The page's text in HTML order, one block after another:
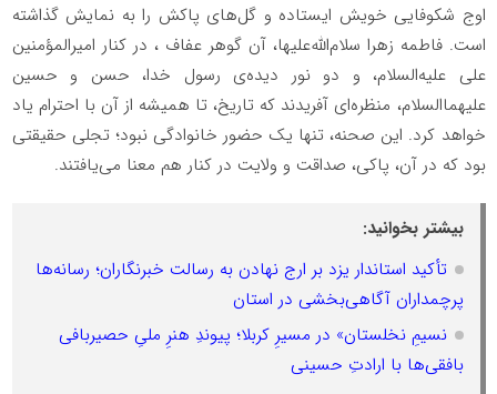
اوج شکوفایی خویش ایستاده و گل‌های پاکش را به نمایش گذاشته
است. فاطمه زهرا سلام‌الله‌علیها، آن گوهر عفاف ، در کنار امیرالمؤمنین
علی علیه‌السلام، و دو نور دیده‌ی رسول خدا، حسن و حسین
علیهماالسلام، منظره‌ای آفریدند که تاریخ، تا همیشه از آن با احترام یاد
خواهد کرد. این صحنه، تنها یک حضور خانوادگی نبود؛ تجلی حقیقتی
بود که در آن، پاکی، صداقت و ولایت در کنار هم معنا می‌یافتند.
بیشتر بخوانید:
تأکید استاندار یزد بر ارج نهادن به رسالت خبرنگاران؛ رسانه‌ها
پرچمداران آگاهی‌بخشی در استان
نسیمِ نخلستان» در مسیرِ کربلا؛ پیوندِ هنرِ ملیِ حصیربافی
بافقی‌ها با ارادتِ حسینی